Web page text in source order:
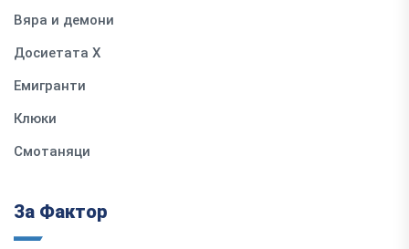
Вяра и демони
Досиетата Х
Емигранти
Клюки
Смотаняци
За Фактор